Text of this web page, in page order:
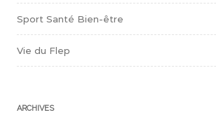
Sport Santé Bien-être
Vie du Flep
ARCHIVES